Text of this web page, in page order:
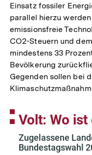
Einsatz fossiler
parallel hierzu
emissionsfreie
CO2-Steuern und
mindestens 33
Bevölkerung
Gegenden sollen bei